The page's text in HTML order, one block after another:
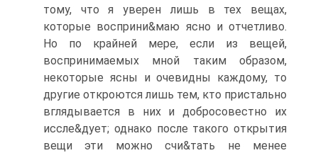
тому, что я уверен лишь в тех вещах,
которые восприни&маю ясно и отчетливо.
Но по крайней мере, если из вещей,
воспринимаемых мной таким образом,
некоторые ясны и очевидны каждому, то
другие откроются лишь тем, кто пристально
вглядывается в них и добросовестно их
иссле&дует; однако после такого открытия
вещи эти можно счи&тать не менее